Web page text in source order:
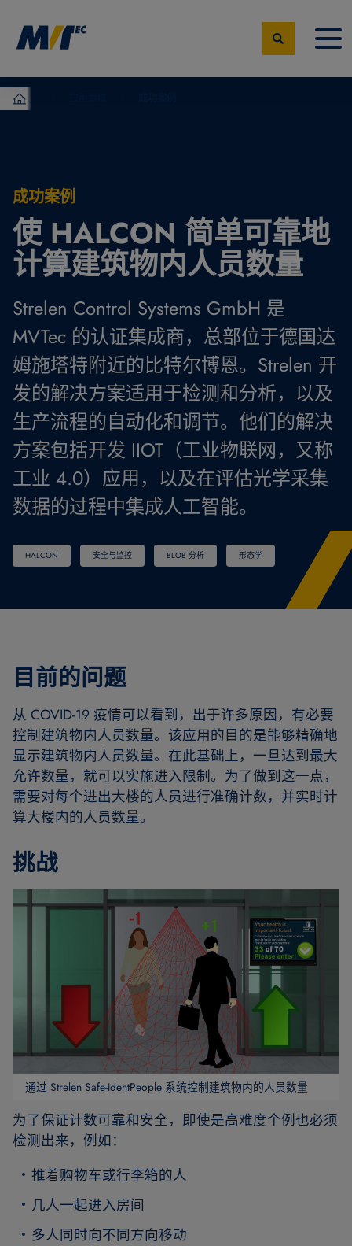
MVTec Software – 机器视觉专家
成功案例
使 HALCON 简单可靠地
计算建筑物内人员数量
Strelen Control Systems GmbH 是
MVTec 的认证集成商，总部位于德国达
姆施塔特附近的比特尔博恩。Strelen 开
发的解决方案适用于检测和分析，以及
生产流程的自动化和调节。他们的解决
方案包括开发 IIOT（工业物联网，又称
工业 4.0）应用，以及在评估光学采集
数据的过程中集成人工智能。
HALCON 安全与监控 BLOB 分析 形态学
目前的问题
从 COVID-19 疫情可以看到，出于许多原因，有必要
控制建筑物内人员数量。该应用的目的是能够精确地
显示建筑物内人员数量。在此基础上，一旦达到最大
允许数量，就可以实施进入限制。为了做到这一点，
需要对每个进出大楼的人员进行准确计数，并实时计
算大楼内的人员数量。
挑战
通过 Strelen Safe-IdentPeople 系统控制建筑物内的人员数量
为了保证计数可靠和安全，即使是高难度个例也必须
检测出来，例如：
推着购物车或行李箱的人
几人一起进入房间
多人同时向不同方向移动